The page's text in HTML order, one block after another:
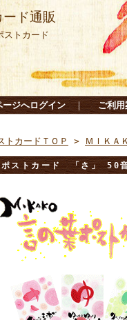
ド通販
ストカード
ージへログイン ｜ ご利
トカードＴＯＰ > ＭＩＫＡ
ストカード 「さ」 50